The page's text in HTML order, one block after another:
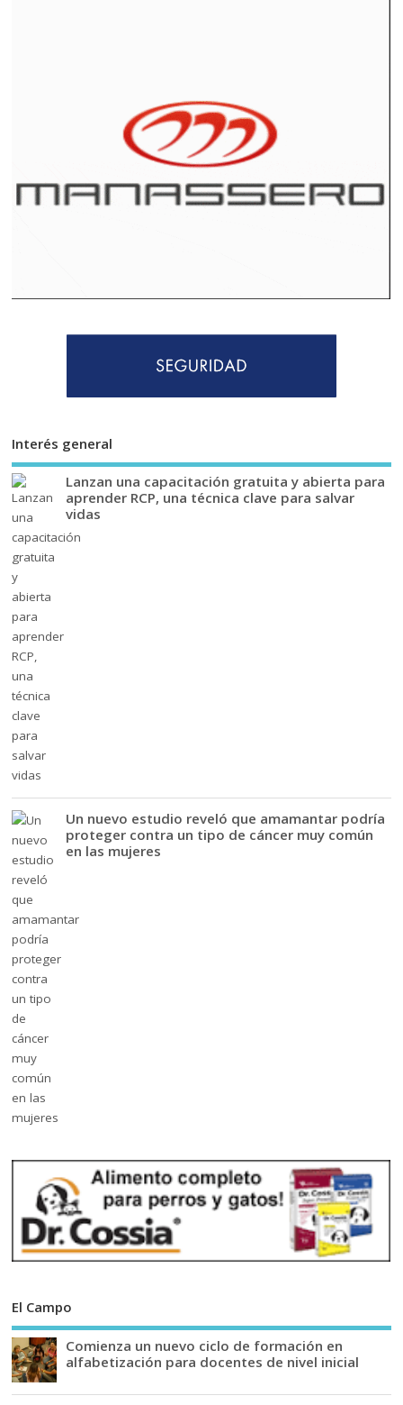
Interés general
Lanzan una capacitación gratuita y abierta para
aprender RCP, una técnica clave para salvar
vidas
Un nuevo estudio reveló que amamantar podría
proteger contra un tipo de cáncer muy común
en las mujeres
El Campo
Comienza un nuevo ciclo de formación en
alfabetización para docentes de nivel inicial